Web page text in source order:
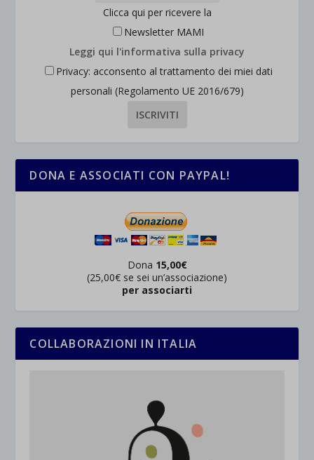
Clicca qui per ricevere la
Newsletter MAMI
Leggi qui l'informativa sulla privacy
Privacy: acconsento al trattamento dei miei dati
personali (Regolamento UE 2016/679)
DONA E ASSOCIATI CON PAYPAL!
Dona 15,00€
(25,00€ se sei un’associazione)
per associarti
COLLABORAZIONI IN ITALIA